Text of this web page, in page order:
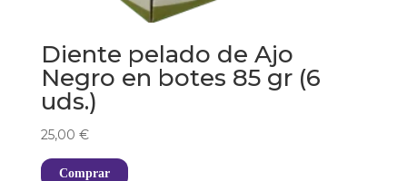
Diente pelado de Ajo
Negro en botes 85 gr (6
uds.)
25,00 €
Comprar